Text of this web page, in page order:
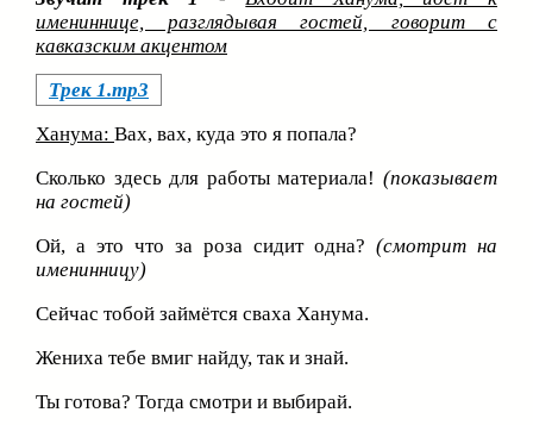
имениннице, разглядывая гостей, говорит с
кавказским акцентом
Трек 1.mp3
Ханума: Вах, вах, куда это я попала?
Сколько здесь для работы материала! (показывает
на гостей)
Ой, а это что за роза сидит одна? (смотрит на
именинницу)
Сейчас тобой займётся сваха Ханума.
Жениха тебе вмиг найду, так и знай.
Ты готова? Тогда смотри и выбирай.